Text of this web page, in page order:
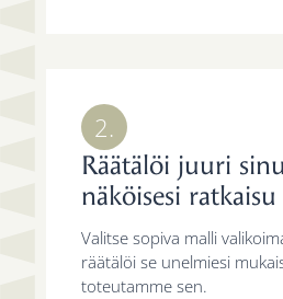
2.
Räätälöi juuri
näköisesi ratkaisu
Valitse sopiva malli
räätälöi se unelmiesi
toteutamme sen.